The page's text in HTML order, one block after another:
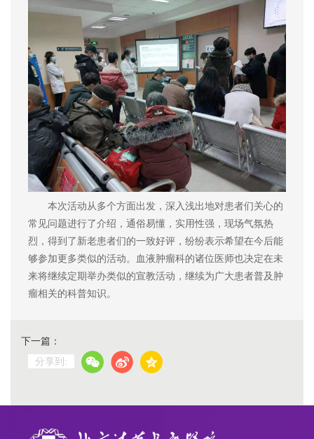
本次活动从多个方面出发，深入浅出地对患者们关心的
常见问题进行了介绍，通俗易懂，实用性强，现场气氛热
烈，得到了新老患者们的一致好评，纷纷表示希望在今后能
够参加更多类似的活动。血液肿瘤科的诸位医师也决定在未
来将继续定期举办类似的宣教活动，继续为广大患者普及肿
瘤相关的科普知识。
下一篇：
分享到: